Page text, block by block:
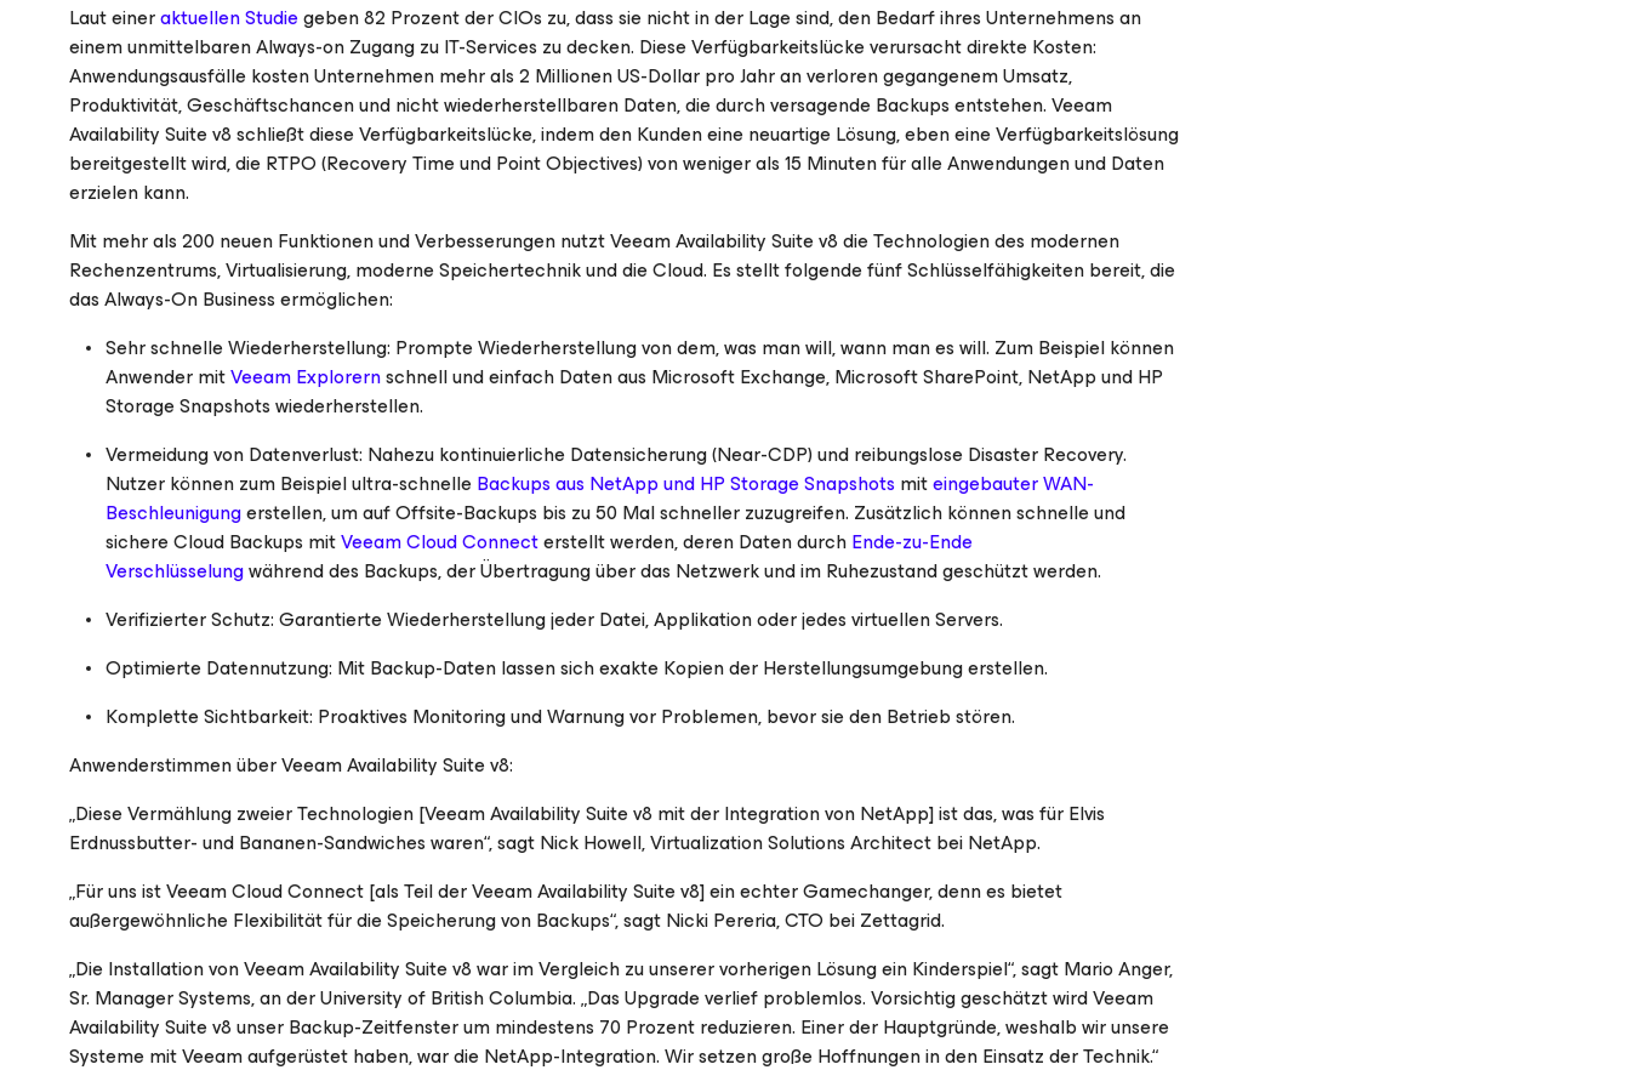
Laut eineraktuellen Studiegeben 82 Prozent der CIOs zu, dass sie nicht in der Lage sind, den Bedarf ihres Unternehmens an
einem unmittelbaren Always-on Zugang zu IT-Services zu decken. Diese Verfügbarkeitslücke verursacht direkte Kosten:
Anwendungsausfälle kosten Unternehmen mehr als 2 Millionen US-Dollar pro Jahr an verloren gegangenem Umsatz,
Produktivität, Geschäftschancen und nicht wiederherstellbaren Daten, die durch versagende Backups entstehen. Veeam
Availability Suite v8 schließt diese Verfügbarkeitslücke, indem den Kunden eine neuartige Lösung, eben eine Verfügbarkeitslösung
bereitgestellt wird, die RTPO (Recovery Time und Point Objectives) von weniger als 15 Minuten für alle Anwendungen und Daten
erzielen kann.
Mit mehr als 200 neuen Funktionen und Verbesserungen nutzt Veeam Availability Suite v8 die Technologien des modernen
Rechenzentrums, Virtualisierung, moderne Speichertechnik und die Cloud. Es stellt folgende fünf Schlüsselfähigkeiten bereit, die
das Always-On Business ermöglichen:
Sehr schnelle Wiederherstellung: Prompte Wiederherstellung von dem, was man will, wann man es will. Zum Beispiel können
Anwender mitVeeam Explorernschnell und einfach Daten aus Microsoft Exchange, Microsoft SharePoint, NetApp und HP
Storage Snapshots wiederherstellen.
Vermeidung von Datenverlust: Nahezu kontinuierliche Datensicherung (Near-CDP) und reibungslose Disaster Recovery.
Nutzer können zum Beispiel ultra-schnelle Backups aus NetApp und HP Storage Snapshots miteingebauter WAN-
Beschleunigungerstellen, um auf Offsite-Backups bis zu 50 Mal schneller zuzugreifen. Zusätzlich können schnelle und
sichere Cloud Backups mitVeeam Cloud Connecterstellt werden, deren Daten durchEnde-zu-Ende
Verschlüsselungwährend des Backups, der Übertragung über das Netzwerk und im Ruhezustand geschützt werden.
Verifizierter Schutz: Garantierte Wiederherstellung jeder Datei, Applikation oder jedes virtuellen Servers.
Optimierte Datennutzung: Mit Backup-Daten lassen sich exakte Kopien der Herstellungsumgebung erstellen.
Komplette Sichtbarkeit: Proaktives Monitoring und Warnung vor Problemen, bevor sie den Betrieb stören.
Anwenderstimmen über Veeam Availability Suite v8:
„Diese Vermählung zweier Technologien [Veeam Availability Suite v8 mit der Integration von NetApp] ist das, was für Elvis
Erdnussbutter- und Bananen-Sandwiches waren“, sagt Nick Howell, Virtualization Solutions Architect bei NetApp.
„Für uns ist Veeam Cloud Connect [als Teil der Veeam Availability Suite v8] ein echter Gamechanger, denn es bietet
außergewöhnliche Flexibilität für die Speicherung von Backups“, sagt Nicki Pereria, CTO bei Zettagrid.
„Die Installation von Veeam Availability Suite v8 war im Vergleich zu unserer vorherigen Lösung ein Kinderspiel“, sagt Mario Anger,
Sr. Manager Systems, an der University of British Columbia. „Das Upgrade verlief problemlos. Vorsichtig geschätzt wird Veeam
Availability Suite v8 unser Backup-Zeitfenster um mindestens 70 Prozent reduzieren. Einer der Hauptgründe, weshalb wir unsere
Systeme mit Veeam aufgerüstet haben, war die NetApp-Integration. Wir setzen große Hoffnungen in den Einsatz der Technik.“